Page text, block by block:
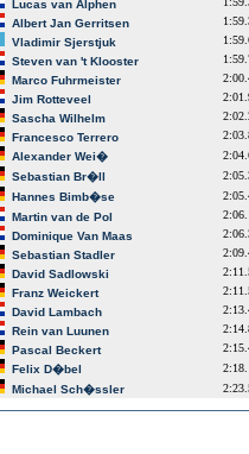
Lucas van Alphen
Albert Jan Gerritsen
Vladimir Sjerstjuk
Steven van 't Klooster
Marco Fuhrmeister
Jim Rotteveel
Sascha Wilhelm
Francesco Terrero
Alexander Wei�
Sebastian Br�ll
Hannes Bimb�se
Martin van de Pol
Dominique Van Maas
Sebastian Stadler
David Sadlowski
Franz Weickert
David Lambach
Rein van Luunen
Pascal Beckert
Felix D�bel
Michael Sch�ssler